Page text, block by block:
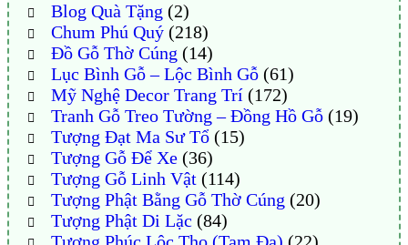
Blog Quà Tặng (2)
Chum Phú Quý(218)
Đồ Gỗ Thờ Cúng (14)
Lục Bình Gỗ – Lộc Bình Gỗ(61)
Mỹ Nghệ Decor Trang Trí(172)
Tranh Gỗ Treo Tường – Đồng Hồ Gỗ(19)
Tượng Đạt Ma Sư Tổ(15)
Tượng Gỗ Để Xe(36)
Tượng Gỗ Linh Vật(114)
Tượng Phật Bằng Gỗ Thờ Cúng (20)
Tượng Phật Di Lặc (84)